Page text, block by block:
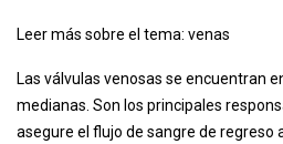
Leer más sobre el tema: venas
Las válvulas venosas se encuentran
medianas. Son los principales
asegure el flujo de sangre de regreso